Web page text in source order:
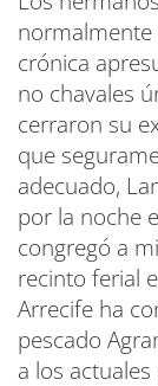
normalmente
crónica
no chavales
cerraron su
que
adecuado,
por la noche
congregó a
recinto ferial
Arrecife ha
pescado
a los